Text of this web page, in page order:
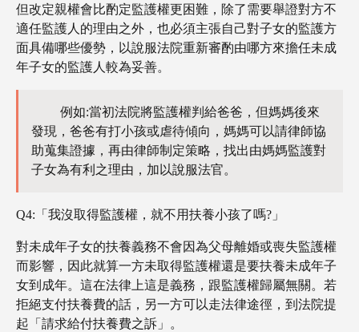
但改定親權會比酌定監護權更困難，除了需要舉證對方不
適任監護人的理由之外，也必須主張自己對子女的監護方
面具備哪些優勢，以說服法院重新審酌由哪方來擔任未成
年子女的監護人較為妥善。
例如:當初法院將監護權判給爸爸，但媽媽後來
發現，爸爸有打小孩或虐待傾向，媽媽可以請律師協
助蒐集證據，再由律師制定策略，找出由媽媽監護對
子女為有利之理由，加以說服法官。
Q4:「我沒取得監護權，就不用扶養小孩了嗎?」
對未成年子女的扶養義務不會因為父母離婚或喪失監護權
而影響，因此就算一方未取得監護權還是要扶養未成年子
女到成年。這在法律上這是義務，跟監護權歸屬無關。若
拒絕支付扶養費的話，另一方可以走法律途徑，到法院提
起「請求給付扶養費之訴」。